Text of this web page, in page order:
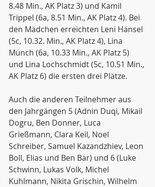
8.48 Min., AK Platz 3) und Kamil
Trippel (6a, 8.51 Min., AK Platz 4). Bei
den Mädchen erreichten Leni Hänsel
(5c, 10.32. Min., AK Platz 4), Lina
Münch (6a, 10.33 Min., AK Platz 5)
und Lina Lochschmidt (5c, 10.51 Min.,
AK Platz 6) die ersten drei Plätze.
Auch die anderen Teilnehmer aus
den Jahrgängen 5 (Adnin Duqi, Mikail
Dogru, Ben Donner, Luca
Grießmann, Clara Keil, Noel
Schreiber, Samuel Kazandzhiev, Leon
Boll, Elias und Ben Bär) und 6 (Luke
Schwinn, Lukas Volk, Michel
Kuhlmann, Nikita Grischin, Wilhelm